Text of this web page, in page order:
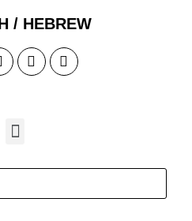
ENGLISH /